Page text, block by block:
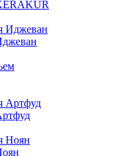
Иджеван
Артфуд
Ноян